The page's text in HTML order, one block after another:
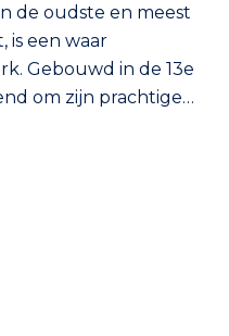
de oudste en meest
is een waar
Gebouwd in de 13e
om zijn prachtige
torens en het
ramen die het
De Sint-